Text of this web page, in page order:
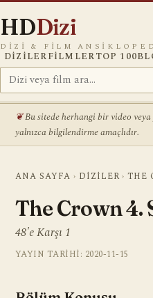
HDDizi
DIZI & FILM
DIZILERFILMLERTOP 100
Bu sitede herhangi bir video
yalnızca bilgilendirme amaçlıdır.
ANA SAYFA › DIZILER › THE
The Crown 4.
48'e Karşı 1
YAYIN TARIHI: 2020-11-15